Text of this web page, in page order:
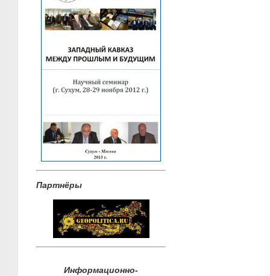
Партнёры
Информационно-